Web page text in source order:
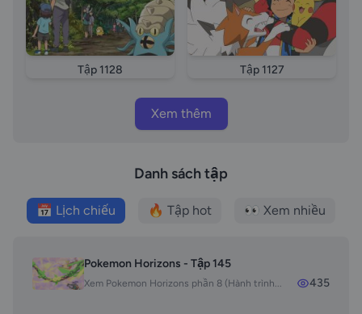
Master phan tap Pokemon Journeys tap 44 vietsub
Sword and Shield III Mugendina Kiem va Khien 3
Mugendina vietsub long tieng episode 44 Pokemon
sword and shield episode 1134 Buu Boi Than Ky
Pokemon 2020 tap 1134 thuyet minh Pokemon 2020
tap 1134 long tieng
Tập 1128 Tập 1127
Xem thêm
Danh sách tập
📅 Lịch chiếu 🔥 Tập hot 👀 Xem nhiều
Pokemon Horizons - Tập 145
Xem Pokemon Horizons phần 8 (Hành trình... 435